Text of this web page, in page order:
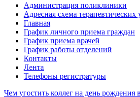
Администрация поликлиники
Адресная схема терапевтических
Главная
График личного приема граждан
График приема врачей
График работы отделений
Контакты
Лента
Телефоны регистратуры
Чем угостить коллег на день рождения